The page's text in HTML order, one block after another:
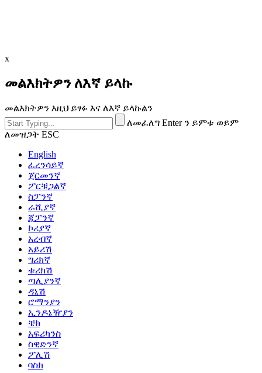
x
መልእክትዎን ለእኛ ይላኩ
መልእክትዎን እዚህ ይፃፉ እና ለእኛ ይላኩልን
ለመፈለግ Enter ን ይምቱ ወይም
ለመዝጋት ESC
English
ፈረንሳይኛ
ጀርመንኛ
ፖርቹጋልኛ
ስፓንኛ
ራሺያኛ
ጃፓንኛ
ኮሪያኛ
አረብኛ
አይሪሽ
ግሪክኛ
ቱሪክሽ
ጣሊያንኛ
ዳኒሽ
ሮማንያን
ኢንዶኔዥያን
ቼክ
አፍሪካንስ
ስዊድንኛ
ፖሊሽ
ባስክ